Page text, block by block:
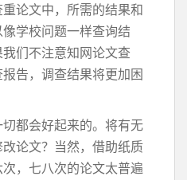
论文中，所需的结果和
学校问题一样查询结
们不注意知网论文查
告，调查结果将更加困
都会好起来的。将有无
论文？当然，借助纸质
，七八次的论文太普遍